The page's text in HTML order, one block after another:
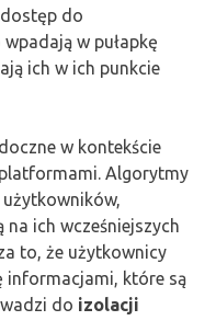
do
w pułapkę
ich w ich punkcie
w kontekście
Algorytmy
na ich wcześniejszych
to, że użytkownicy
informacjami, które są
do izolacji